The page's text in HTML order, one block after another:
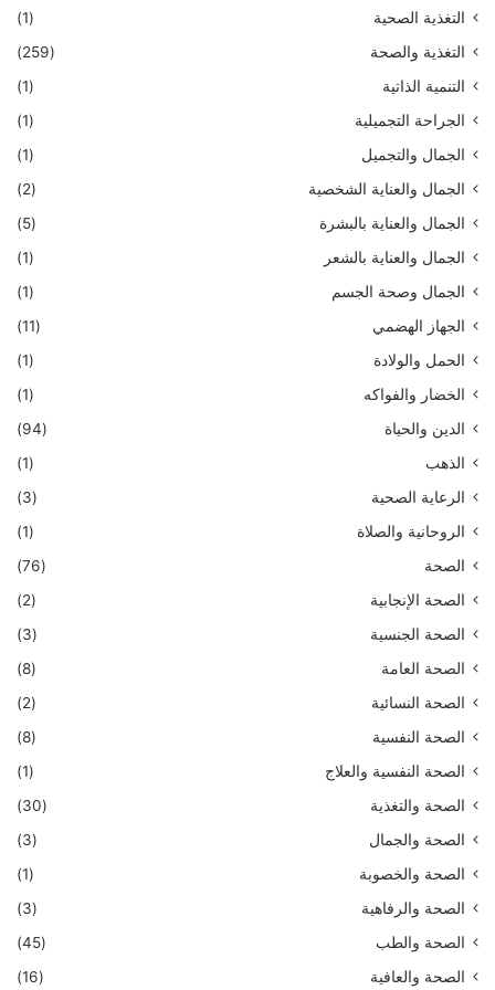
التغذية الصحية
(1)
التغذية والصحة
(259)
التنمية الذاتية
(1)
الجراحة التجميلية
(1)
الجمال والتجميل
(1)
الجمال والعناية الشخصية
(2)
الجمال والعناية بالبشرة
(5)
الجمال والعناية بالشعر
(1)
الجمال وصحة الجسم
(1)
الجهاز الهضمي
(11)
الحمل والولادة
(1)
الخضار والفواكه
(1)
الدين والحياة
(94)
الذهب
(1)
الرعاية الصحية
(3)
الروحانية والصلاة
(1)
الصحة
(76)
الصحة الإنجابية
(2)
الصحة الجنسية
(3)
الصحة العامة
(8)
الصحة النسائية
(2)
الصحة النفسية
(8)
الصحة النفسية والعلاج
(1)
الصحة والتغذية
(30)
الصحة والجمال
(3)
الصحة والخصوبة
(1)
الصحة والرفاهية
(3)
الصحة والطب
(45)
الصحة والعافية
(16)